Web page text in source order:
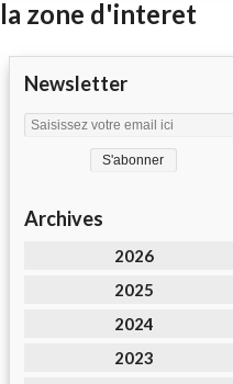
la zone d'interet
Newsletter
Archives
2026
2025
2024
2023